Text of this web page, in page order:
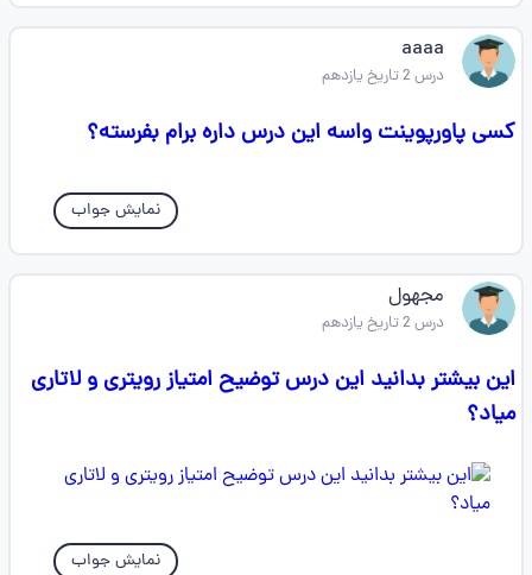
aaaa
درس 2 تاریخ یازدهم
کسی پاورپوینت واسه این درس داره برام بفرسته؟
نمایش جواب
مجهول
درس 2 تاریخ یازدهم
این بیشتر بدانید این درس توضیح امتیاز رویتری و لاتاری
میاد؟
نمایش جواب